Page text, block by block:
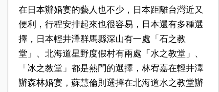
在日本辦婚宴的藝人也不少，日本距離台灣近又
便利，行程安排起來也很容易，日本還有多種選
擇，日本輕井澤群馬縣深山有一處「石之教
堂」、北海道星野度假村有兩處「水之教堂」、
「冰之教堂」都是熱門的選擇，林宥嘉在輕井澤
辦森林婚宴，蘇慧倫則選擇在北海道水之教堂辦